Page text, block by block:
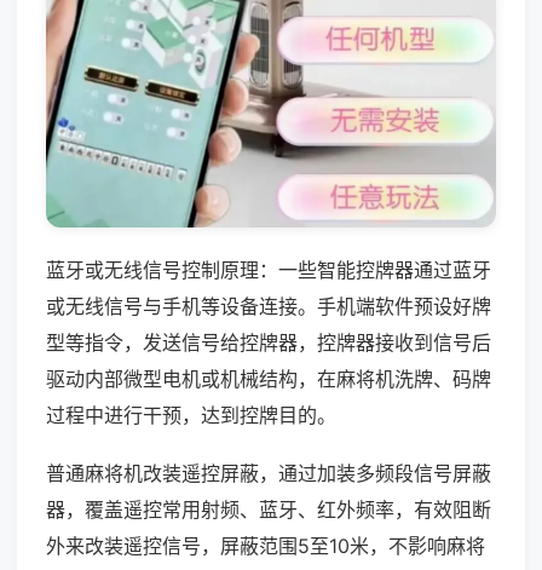
蓝牙或无线信号控制原理：一些智能控牌器通过蓝牙
或无线信号与手机等设备连接。手机端软件预设好牌
型等指令，发送信号给控牌器，控牌器接收到信号后
驱动内部微型电机或机械结构，在麻将机洗牌、码牌
过程中进行干预，达到控牌目的。
普通麻将机改装遥控屏蔽，通过加装多频段信号屏蔽
器，覆盖遥控常用射频、蓝牙、红外频率，有效阻断
外来改装遥控信号，屏蔽范围5至10米，不影响麻将